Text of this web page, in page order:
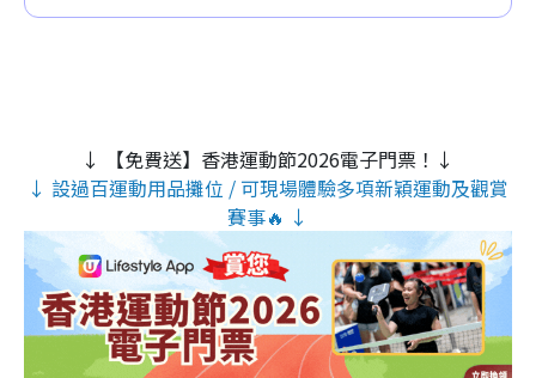
↓ 【免費送】香港運動節2026電子門票！↓
↓ 設過百運動用品攤位 / 可現場體驗多項新穎運動及觀賞
賽事🔥 ↓